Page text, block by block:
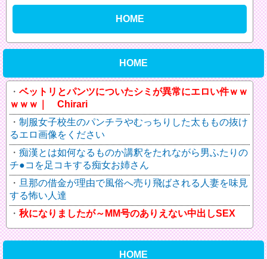
HOME
HOME
ベットリとパンツについたシミが異常にエロい件ｗｗ
ｗｗｗ｜ Chirari
制服女子校生のパンチラやむっちりした太ももの抜け
るエロ画像をください
痴漢とは如何なるものか講釈をたれながら男ふたりの
チ●コを足コキする痴女お姉さん
旦那の借金が理由で風俗へ売り飛ばされる人妻を味見
する怖い人達
秋になりましたが～MM号のありえない中出しSEX
HOME